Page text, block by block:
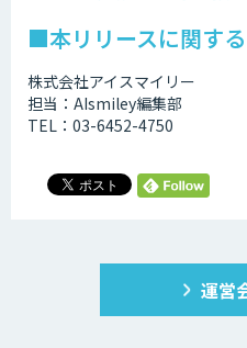
■本リリースに関す
株式会社アイスマイリー
担当：AIsmiley編集部
TEL：03-6452-4750
運営